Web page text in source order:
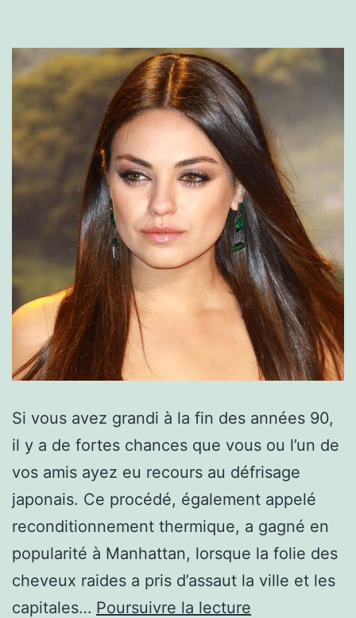
Si vous avez grandi à la fin des années 90,
il y a de fortes chances que vous ou l’un de
vos amis ayez eu recours au défrisage
japonais. Ce procédé, également appelé
reconditionnement thermique, a gagné en
popularité à Manhattan, lorsque la folie des
cheveux raides a pris d’assaut la ville et les
capitales… Poursuivre la lecture